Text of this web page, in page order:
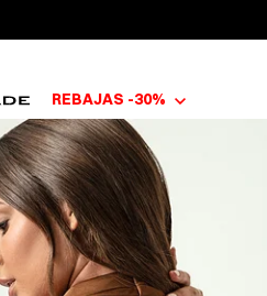
REBAJAS -30%